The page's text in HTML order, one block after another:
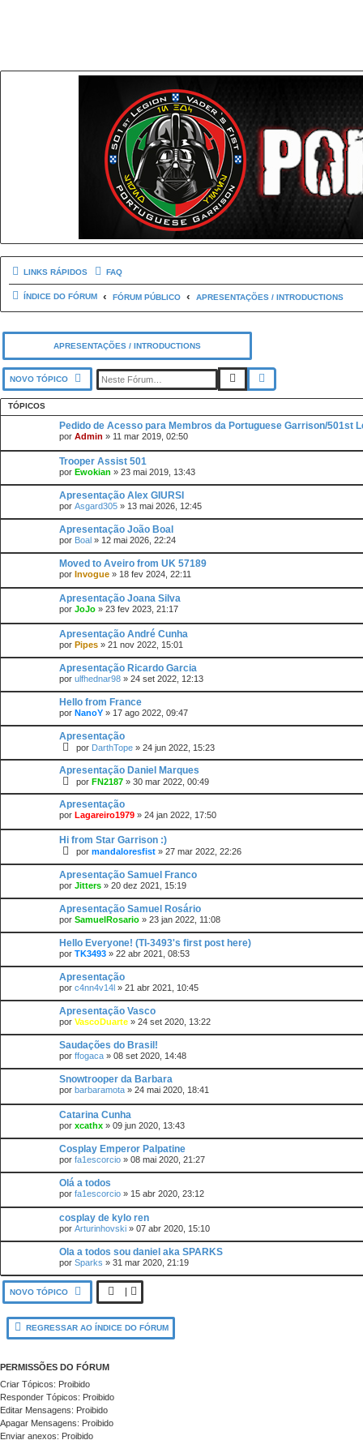
LINKS RÁPIDOS FAQ
ÍNDICE DO FÓRUM FÓRUM PÚBLICO APRESENTAÇÕES / INTRODUCTIONS
APRESENTAÇÕES / INTRODUCTIONS
NOVO TÓPICO PESQUISAR
TÓPICOS
Pedido de Acesso para Membros da Portuguese Garrison/501st
por Admin » 11 mar 2019, 02:50
Trooper Assist 501
por Ewokian » 23 mai 2019, 13:43
Apresentação Alex GIURSI
por Asgard305 » 13 mai 2026, 12:45
Apresentação João Boal
por Boal » 12 mai 2026, 22:24
Moved to Aveiro from UK 57189
por Invogue » 18 fev 2024, 22:11
Apresentação Joana Silva
por JoJo » 23 fev 2023, 21:17
Apresentação André Cunha
por Pipes » 21 nov 2022, 15:01
Apresentação Ricardo Garcia
por ulfhednar98 » 24 set 2022, 12:13
Hello from France
por NanoY » 17 ago 2022, 09:47
Apresentação
por DarthTope » 24 jun 2022, 15:23
Apresentação Daniel Marques
por FN2187 » 30 mar 2022, 00:49
Apresentação
por Lagareiro1979 » 24 jan 2022, 17:50
Hi from Star Garrison :)
por mandaloresfist » 27 mar 2022, 22:26
Apresentação Samuel Franco
por Jitters » 20 dez 2021, 15:19
Apresentação Samuel Rosário
por SamuelRosario » 23 jan 2022, 11:08
Hello Everyone! (TI-3493's first post here)
por TK3493 » 22 abr 2021, 08:53
Apresentação
por c4nn4v14l » 21 abr 2021, 10:45
Apresentação Vasco
por VascoDuarte » 24 set 2020, 13:22
Saudações do Brasil!
por ffogaca » 08 set 2020, 14:48
Snowtrooper da Barbara
por barbaramota » 24 mai 2020, 18:41
Catarina Cunha
por xcathx » 09 jun 2020, 13:43
Cosplay Emperor Palpatine
por fa1escorcio » 08 mai 2020, 21:27
Olá a todos
por fa1escorcio » 15 abr 2020, 23:12
cosplay de kylo ren
por Arturinhovski » 07 abr 2020, 15:10
Ola a todos sou daniel aka SPARKS
por Sparks » 31 mar 2020, 21:19
NOVO TÓPICO
REGRESSAR AO ÍNDICE DO FÓRUM
PERMISSÕES DO FÓRUM
Criar Tópicos: Proibido
Responder Tópicos: Proibido
Editar Mensagens: Proibido
Apagar Mensagens: Proibido
Enviar anexos: Proibido